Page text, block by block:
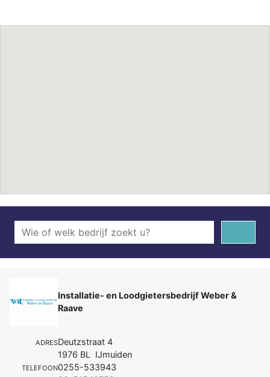
Installatie- en Loodgietersbedrijf Weber &
Raave
ADRESDeutzstraat 4
1976 BL IJmuiden
TELEFOON0255-533943